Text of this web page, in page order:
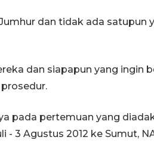
dan tidak ada satupun
dan siapapun yang ingin
pada pertemuan yang
- 3 Agustus 2012 ke Sumut,